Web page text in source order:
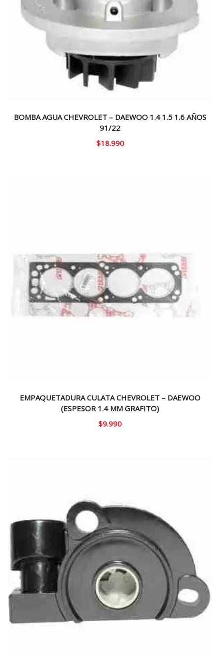
BOMBA AGUA CHEVROLET – DAEWOO 1.4 1.5 1.6 AÑOS
91/22
$18.990
EMPAQUETADURA CULATA CHEVROLET – DAEWOO
(ESPESOR 1.4 MM GRAFITO)
$9.990